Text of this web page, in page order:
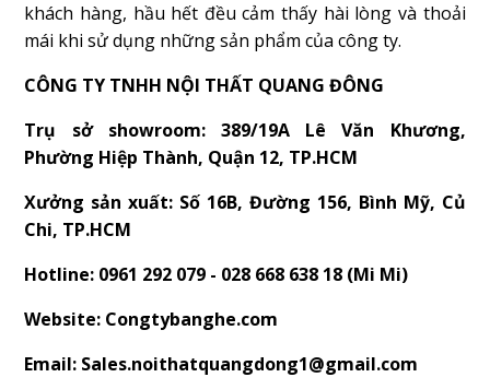
khách hàng, hầu hết đều cảm thấy hài lòng và thoải
mái khi sử dụng những sản phẩm của công ty.
CÔNG TY TNHH NỘI THẤT QUANG ĐÔNG
Trụ sở showroom: 389/19A Lê Văn Khương,
Phường Hiệp Thành, Quận 12, TP.HCM
Xưởng sản xuất: Số 16B, Đường 156, Bình Mỹ, Củ
Chi, TP.HCM
Hotline: 0961 292 079 - 028 668 638 18 (Mi Mi)
Website: Congtybanghe.com
Email: Sales.noithatquangdong1@gmail.com